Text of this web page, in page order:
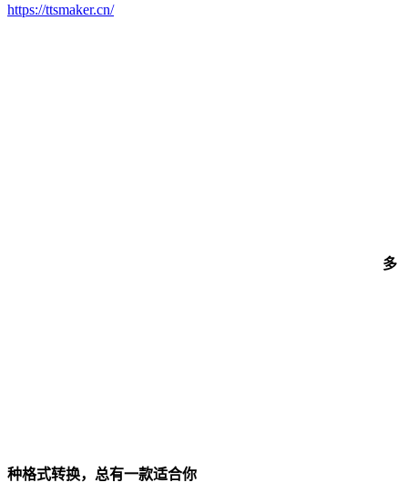
https://ttsmaker.cn/
多
种格式转换，总有一款适合你